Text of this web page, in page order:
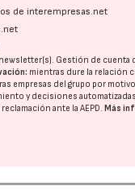
de interempresas.net
Gestión de cuenta
mientras dure la relación
empresas del grupo por
y decisiones
reclamación ante laAEPD .Más